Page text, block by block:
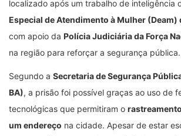
localizado após um trabalho de inteligência
Especial de Atendimento à Mulher (Deam)
com apoio da Polícia Judiciária da Força
na região para reforçar a segurança pública.
Segundo a Secretaria de Segurança
BA), a prisão foi possível graças ao uso de
tecnológicas que permitiram o
um endereço na cidade. Apesar de estar